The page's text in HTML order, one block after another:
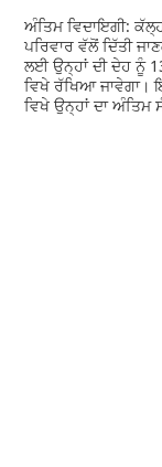
ਅੰਤਿਮ ਵਿਦਾਇਗੀ:
ਪਰਿਵਾਰ ਵੱਲੋਂ ਦਿੱਤੀ
ਲਈ ਉਨ੍ਹਾਂ ਦੀ ਦੇਹ ਨੂੰ
ਵਿਖੇ ਰੱਖਿਆ ਜਾਵੇਗਾ।
ਵਿਖੇ ਉਨ੍ਹਾਂ ਦਾ ਅੰਤਿਮ